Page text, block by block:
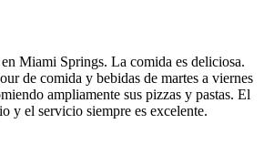
Miami Springs. La comida es deliciosa.
de comida y bebidas de martes a viernes
ampliamente sus pizzas y pastas. El
y el servicio siempre es excelente.